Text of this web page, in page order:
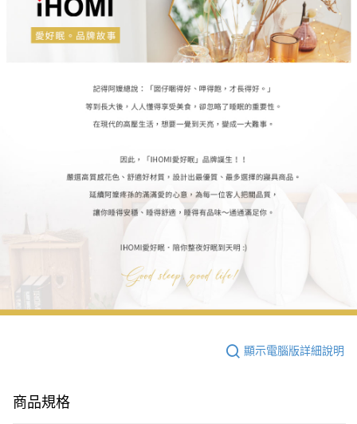
顯示電腦版詳細說明
商品規格